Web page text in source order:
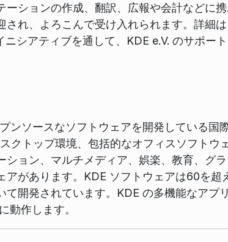
ションの作成、翻訳、広報や会計などに
され、よろこんで受け入れられます。詳細は
シアティブを通して、KDE e.V. のサポー
ンソースなソフトウェアを開発している国
クトップ環境、包括的なオフィスソフトウ
ョン、マルチメディア、娯楽、教育、グ
があります。KDE ソフトウェアは60を超
開発されています。KDE の多機能なアプ
動作します。